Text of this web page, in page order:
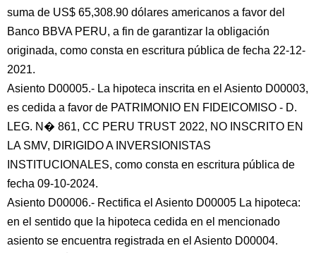
suma de US$ 65,308.90 dólares americanos a favor del
Banco BBVA PERU, a fin de garantizar la obligación
originada, como consta en escritura pública de fecha 22-12-
2021.
Asiento D00005.- La hipoteca inscrita en el Asiento D00003,
es cedida a favor de PATRIMONIO EN FIDEICOMISO - D.
LEG. N� 861, CC PERU TRUST 2022, NO INSCRITO EN
LA SMV, DIRIGIDO A INVERSIONISTAS
INSTITUCIONALES, como consta en escritura pública de
fecha 09-10-2024.
Asiento D00006.- Rectifica el Asiento D00005 La hipoteca:
en el sentido que la hipoteca cedida en el mencionado
asiento se encuentra registrada en el Asiento D00004.